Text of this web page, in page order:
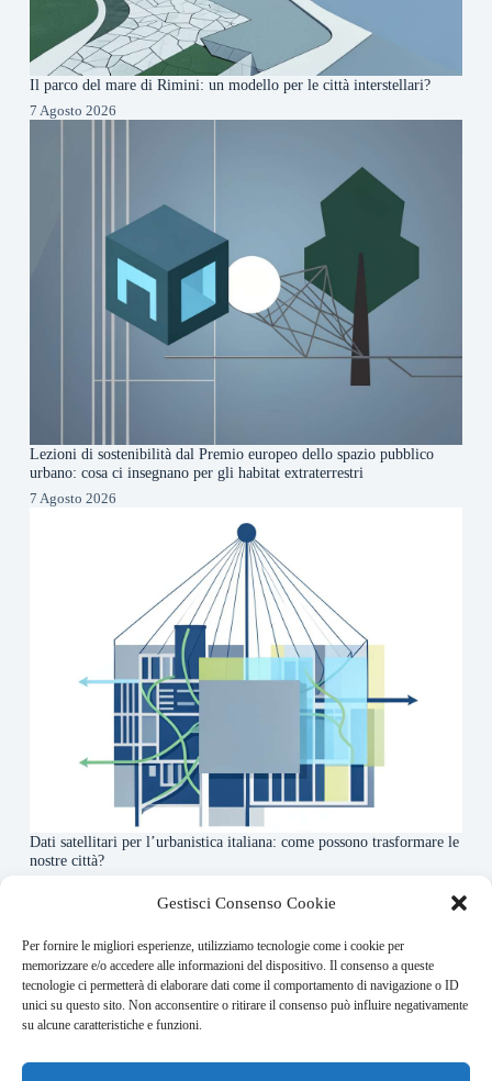
Gestisci Consenso Cookie
Per fornire le migliori esperienze, utilizziamo tecnologie come i cookie per
memorizzare e/o accedere alle informazioni del dispositivo. Il consenso a queste
tecnologie ci permetterà di elaborare dati come il comportamento di navigazione o ID
unici su questo sito. Non acconsentire o ritirare il consenso può influire negativamente
su alcune caratteristiche e funzioni.
Il parco del mare di Rimini: un modello per le città interstellari?
7 Agosto 2026
Lezioni di sostenibilità dal Premio europeo dello spazio pubblico
urbano: cosa ci insegnano per gli habitat extraterrestri
7 Agosto 2026
Dati satellitari per l’urbanistica italiana: come possono trasformare le
nostre città?
About this website
Orbitare ogni giorno trova per te le notizie più rilevanti in
ambito space economy.
Address: